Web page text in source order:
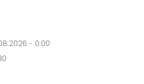
- 0:00